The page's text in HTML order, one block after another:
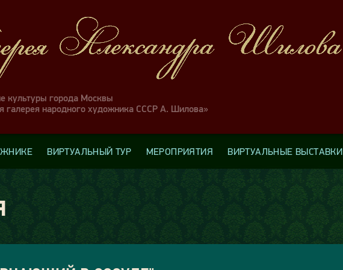
культуры города Москвы
галерея народного художника СССР А. Шилова»
ВИРТУАЛЬНЫЙ ТУР МЕРОПРИЯТИЯ ВИРТУАЛЬНЫЕ ВЫСТАВКИ